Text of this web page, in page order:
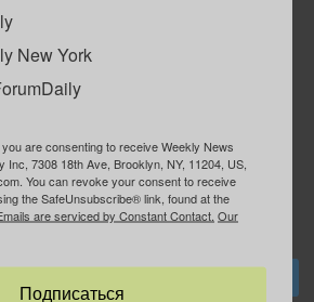
Группа “ИЩУ СОВЕТА”
ForumDaily
New York
are consenting to receive Weekly News
Inc, 7308 18th Ave, Brooklyn, NY, 11204, US,
You can revoke your consent to receive
the SafeUnsubscribe® link, found at the
are serviced by Constant Contact. Our
Подписаться